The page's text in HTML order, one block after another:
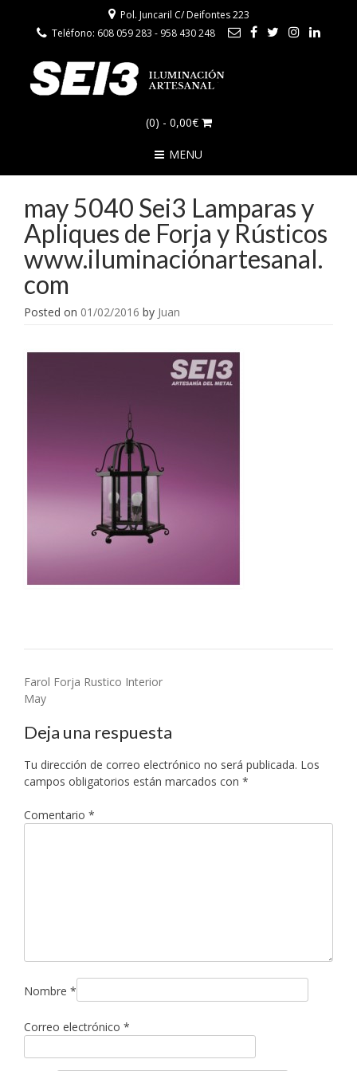
Pol. Juncaril C/ Deifontes 223
Teléfono: 608 059 283 - 958 430 248
(0) - 0,00€
MENU
may 5040 Sei3 Lamparas y
Apliques de Forja y Rústicos
www.iluminaciónartesanal.
com
Posted on 01/02/2016 by Juan
Navegación
de
entradas
Farol Forja Rustico Interior
May
Deja una respuesta
Tu dirección de correo electrónico no será publicada. Los
campos obligatorios están marcados con *
Comentario *
Nombre *
Correo electrónico *